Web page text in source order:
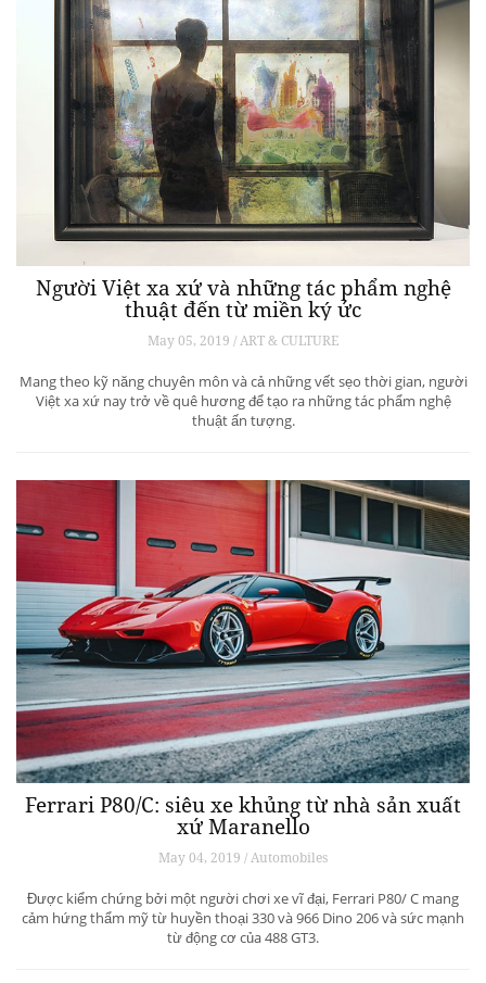
Người Việt xa xứ và những tác phẩm nghệ
thuật đến từ miền ký ức
May 05, 2019 / ART & CULTURE
Mang theo kỹ năng chuyên môn và cả những vết sẹo thời gian, người
Việt xa xứ nay trở về quê hương để tạo ra những tác phẩm nghệ
thuật ấn tượng.
Ferrari P80/C: siêu xe khủng từ ​​nhà sản xuất
xứ Maranello
May 04, 2019 / Automobiles
Được kiểm chứng bởi một người chơi xe vĩ đại, Ferrari P80/ C mang
cảm hứng thẩm mỹ từ huyền thoại 330 và 966 Dino 206 và sức mạnh
từ động cơ của 488 GT3.